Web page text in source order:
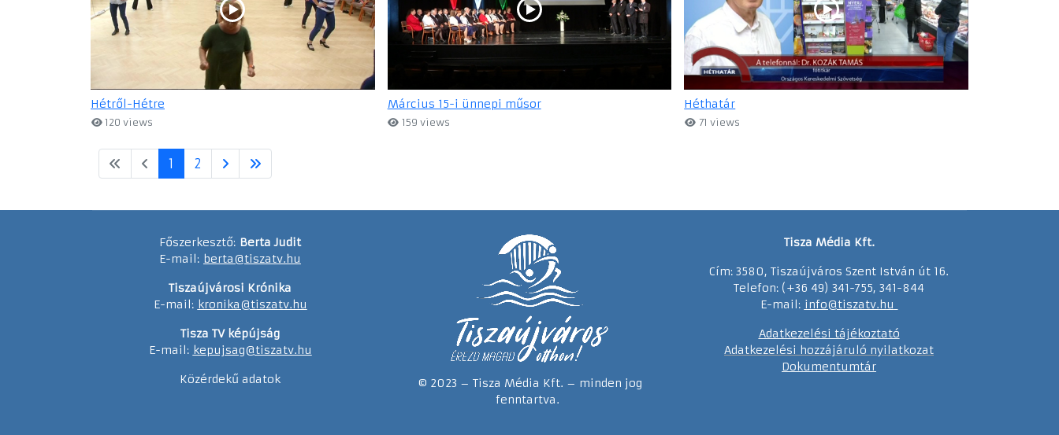
Hétről-Hétre
120 views
Március 15-i ünnepi műsor
159 views
Héthatár
71 views
1 2
Főszerkesztő: Berta Judit
E-mail: berta@tiszatv.hu
Tiszaújvárosi Krónika
E-mail: kronika@tiszatv.hu
Tisza TV képújság
E-mail: kepujsag@tiszatv.hu
Közérdekű adatok
© 2023 – Tisza Média Kft. – minden jog
fenntartva.
Tisza Média Kft.
Cím: 3580, Tiszaújváros Szent István út 16.
Telefon: (+36 49) 341-755, 341-844
E-mail: info@tiszatv.hu
Adatkezelési tájékoztató
Adatkezelési hozzájáruló nyilatkozat
Dokumentumtár